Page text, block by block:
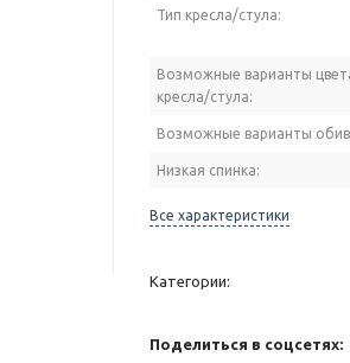
Тип кресла/стула:
Возможные варианты
кресла/стула:
Возможные варианты
Низкая спинка:
Все характеристики
Категории:
Поделиться в соцсетях: